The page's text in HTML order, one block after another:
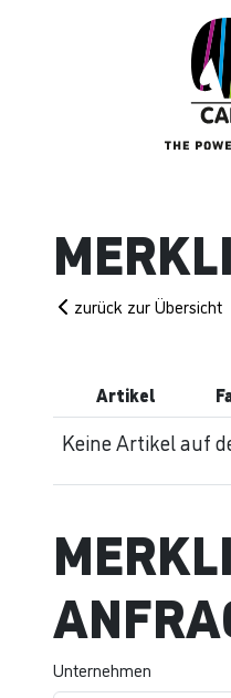
zurück zur Übersicht
Artikel
Keine Artikel auf
Unternehmen